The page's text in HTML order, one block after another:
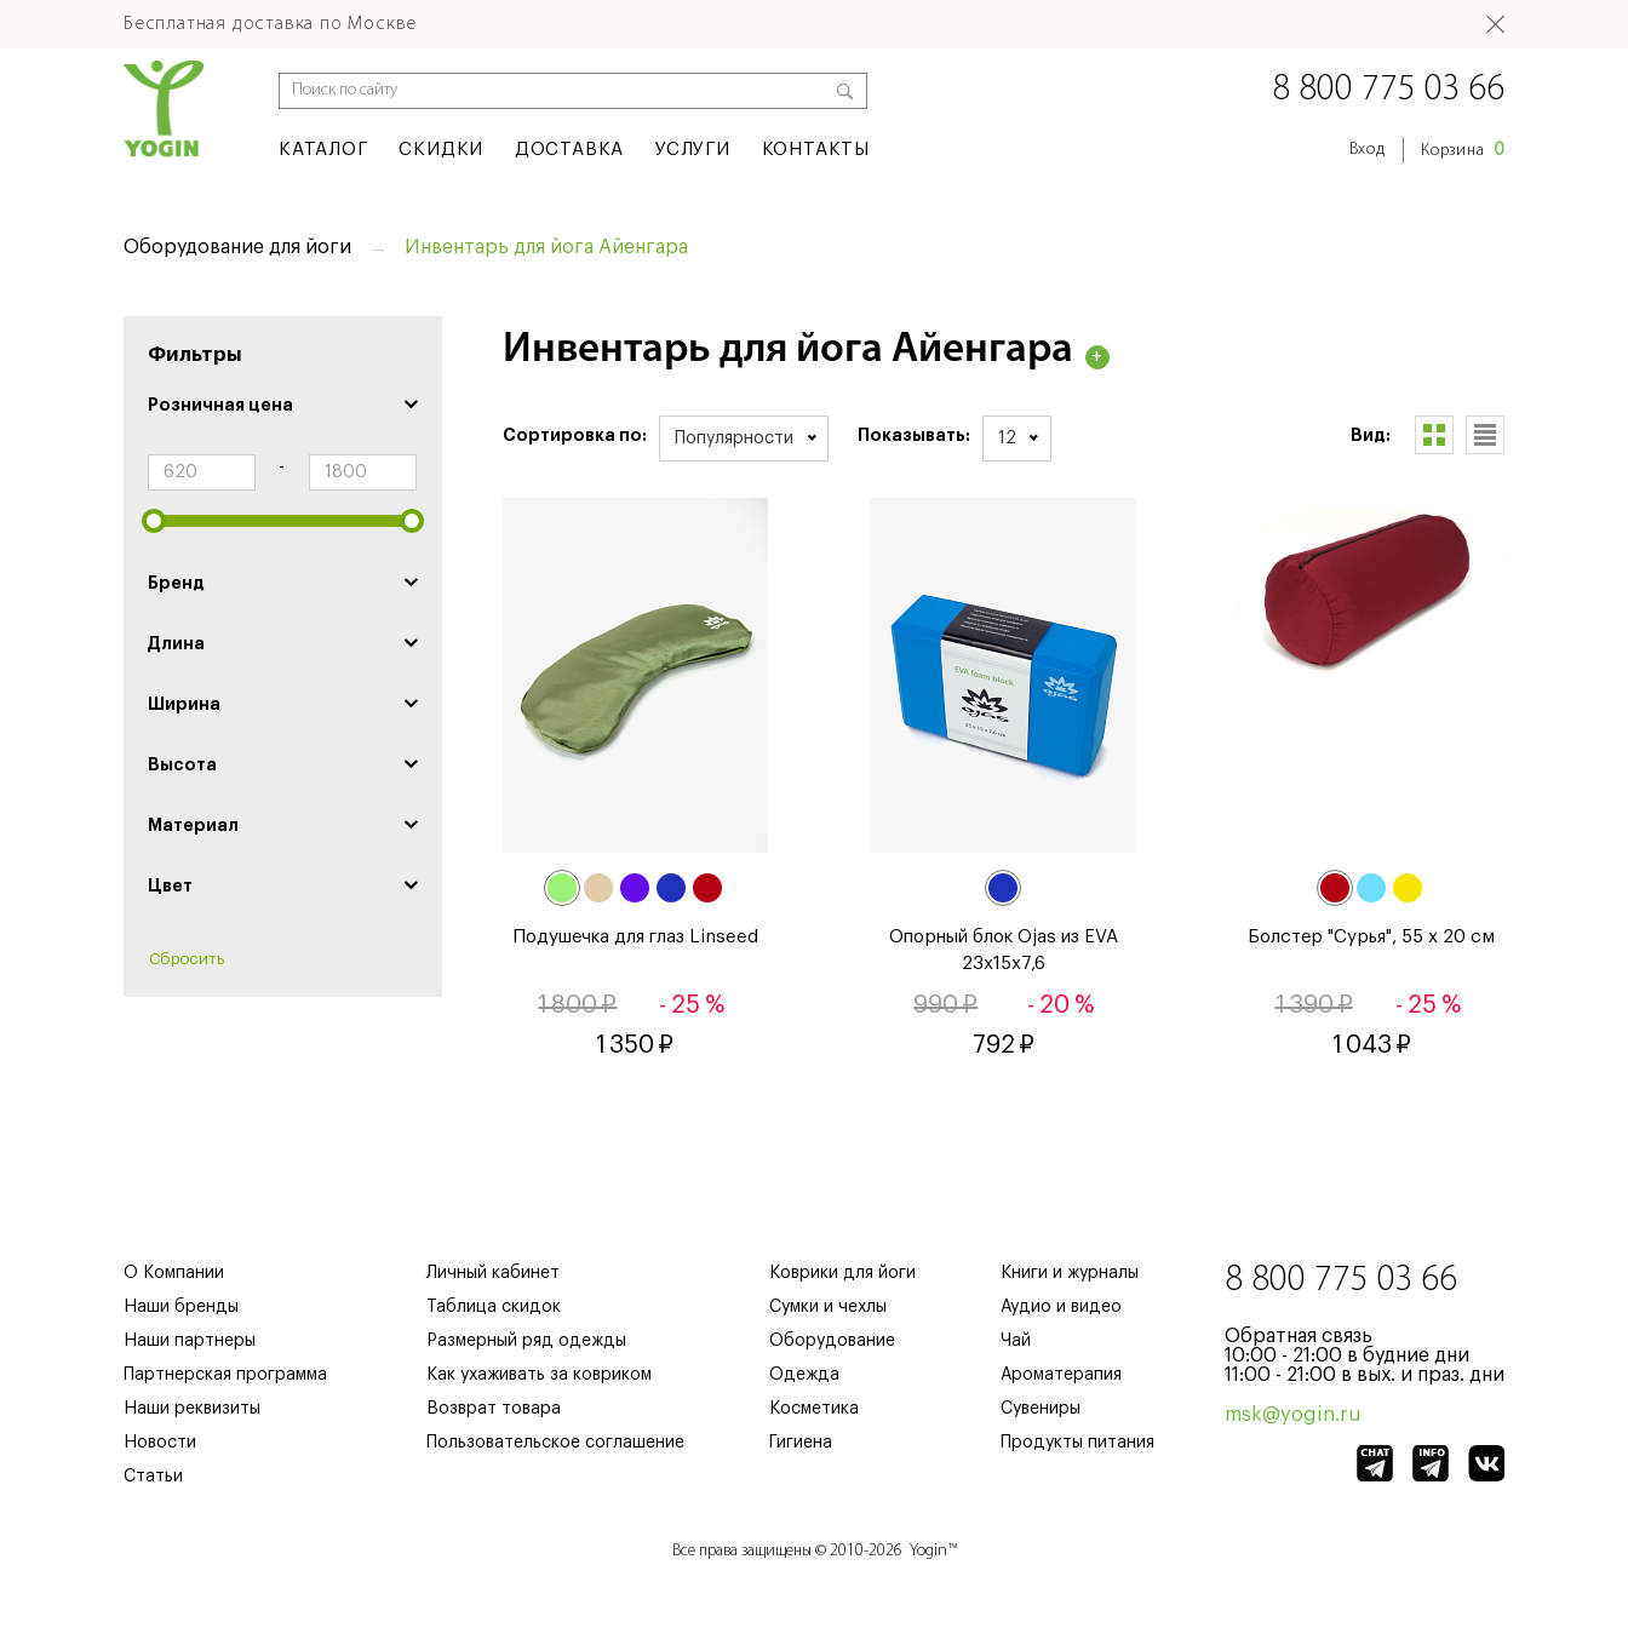
Бесплатная доставка по Москве
КАТАЛОГ СКИДКИ ДОСТАВКА УСЛУГИ КОНТАКТЫ
8 800 775 03 66
Вход Корзина 0
Оборудование для йоги Инвентарь для йога Айенгара
Фильтры
Розничная цена
-
Бренд
Длина
Ширина
Высота
Материал
Цвет
Инвентарь для йога Айенгара
Сортировка по: Популярности Показывать: 12 Вид:
Подушечка для глаз Linseed
1 800 ₽
- 25 %
1 350 ₽
Опорный блок Ojas из EVA
23х15х7,6
990 ₽
- 20 %
792 ₽
Болстер "Сурья", 55 х 20 см
1 390 ₽
- 25 %
1 043 ₽
О Компании
Наши бренды
Наши партнеры
Партнерская программа
Наши реквизиты
Новости
Статьи
Личный кабинет
Таблица скидок
Размерный ряд одежды
Как ухаживать за ковриком
Возврат товара
Пользовательское соглашение
Коврики для йоги
Сумки и чехлы
Оборудование
Одежда
Косметика
Гигиена
Книги и журналы
Аудио и видео
Чай
Ароматерапия
Сувениры
Продукты питания
8 800 775 03 66
Обратная связь
10:00 - 21:00 в будние дни
11:00 - 21:00 в вых. и праз. дни
msk@yogin.ru
Все права защищены © 2010-2026 Yogin™